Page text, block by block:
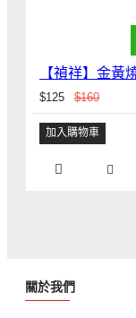
$125 $160
加入購物車
關於我們